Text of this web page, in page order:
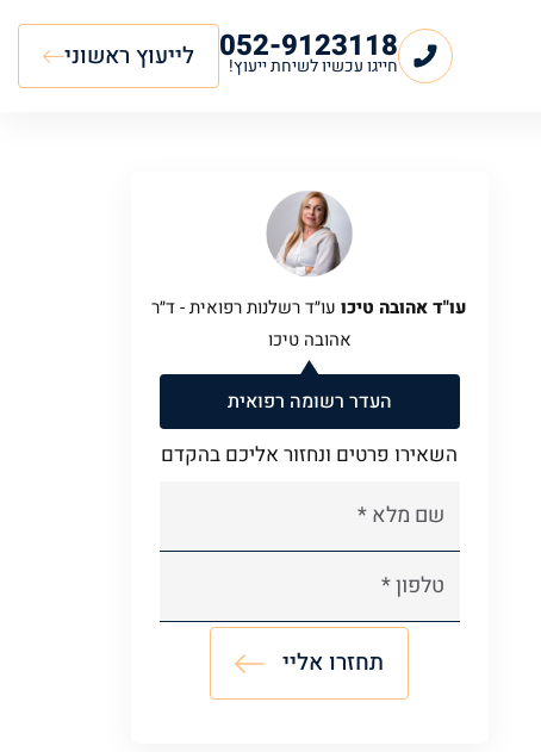
052-9123118
חייגו עכשיו לשיחת ייעוץ! לייעוץ ראשוני
עו"ד אהובה טיכו עו״ד רשלנות רפואית - ד״ר
אהובה טיכו
העדר רשומה רפואית
השאירו פרטים ונחזור אליכם בהקדם